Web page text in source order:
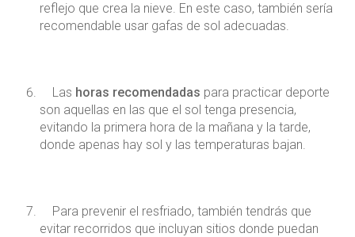
reflejo que crea la nieve. En este caso, también sería
recomendable usar gafas de sol adecuadas.
Las horas recomendadas para practicar deporte
son aquellas en las que el sol tenga presencia,
evitando la primera hora de la mañana y la tarde,
donde apenas hay sol y las temperaturas bajan.
Para prevenir el resfriado, también tendrás que
evitar recorridos que incluyan sitios donde puedan